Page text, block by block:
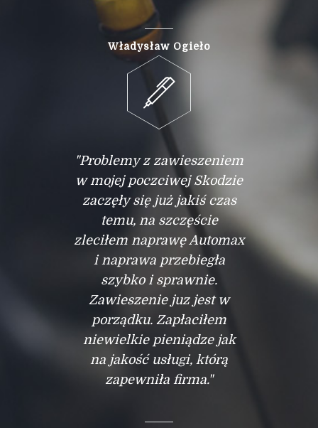
Władysław Ogieło
"Problemy z zawieszeniem
w mojej poczciwej Skodzie
zaczęły się już jakiś czas
temu, na szczęście
zleciłem naprawę Automax
i naprawa przebiegła
szybko i sprawnie.
Zawieszenie juz jest w
porządku. Zapłaciłem
niewielkie pieniądze jak
na jakość usługi, którą
zapewniła firma."